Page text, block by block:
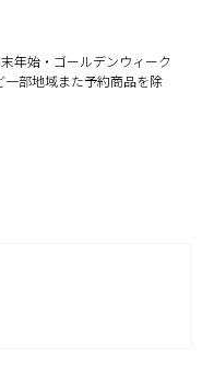
年始・ゴールデンウィーク
部地域また予約商品を除